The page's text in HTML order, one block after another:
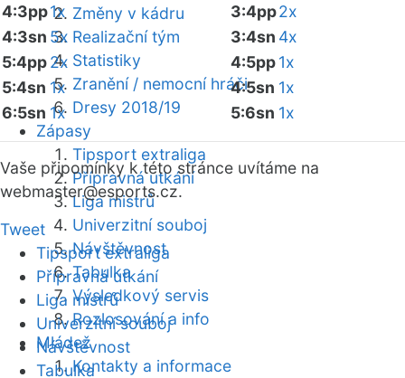
Změny v kádru
Realizační tým
Statistiky
Zranění / nemocní hráči
Dresy 2018/19
Zápasy
Tipsport extraliga
Přípravná utkání
Liga mistrů
Univerzitní souboj
Návštěvnost
Tabulka
Výsledkový servis
Rozlosování a info
Mládež
Kontakty a informace
4:3pp1x
4:3sn 5x
5:4pp2x
5:4sn 1x
6:5sn 1x
3:4pp2x
3:4sn 4x
4:5pp1x
4:5sn 1x
5:6sn 1x
Vaše připomínky k této stránce uvítáme na
webmaster@esports.cz.
Tweet
Tipsport extraliga
Přípravná utkání
Liga mistrů
Univerzitní souboj
Návštěvnost
Tabulka